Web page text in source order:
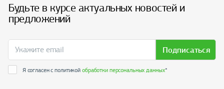
Будьте в курсе актуальных новостей и
предложений
Подписаться
Я согласен с политикойобработки персональных данных*